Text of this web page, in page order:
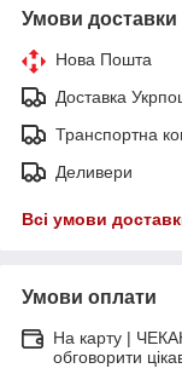
Умови доставки
Нова Пошта
Доставка
Транспортна
Деливери
Всі умови
Умови оплати
На карту |
обговорити